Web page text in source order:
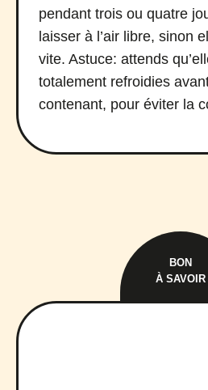
pendant trois ou quatre
laisser à l’air libre, sinon
vite. Astuce: attends
totalement refroidies
contenant, pour éviter la
BON
À SAVOIR